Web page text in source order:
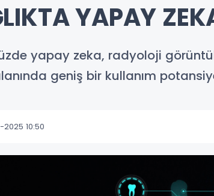
YAPAY
yapay zeka, radyoloji
geniş bir kullanım
2025 10:50